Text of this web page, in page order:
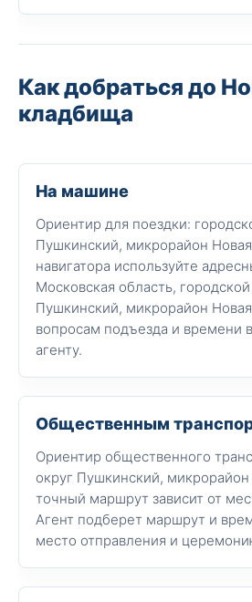
Как добраться до
кладбища
На машине
Ориентир для поездки:
Пушкинский, микрорайон
навигатора используйте
Московская область, городской
Пушкинский, микрорайон
вопросам подъезда и времени
агенту.
Общественным
Ориентир общественного
округ Пушкинский,
точный маршрут зависит от
Агент подберет маршрут и
место отправления и